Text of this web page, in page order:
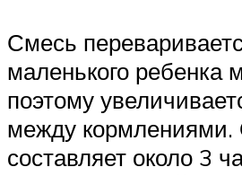
Смесь
маленького ребенка
поэтому
между кормлениями.
составляет около 3